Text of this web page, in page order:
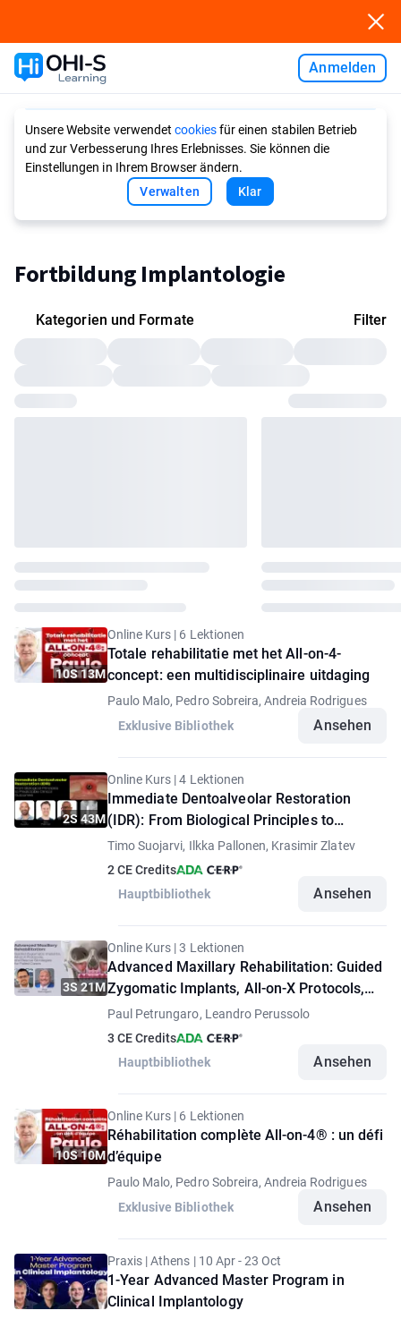
Anmelden
Unsere Website verwendet cookiesfür einen stabilen Betrieb
und zur Verbesserung Ihres Erlebnisses. Sie können die
Einstellungen in Ihrem Browser ändern.
Verwalten
Klar
Fortbildung Implantologie
Kategorien und Formate Filter
10S 13M
Online Kurs | 6 Lektionen
Totale rehabilitatie met het All-on-4-
concept: een multidisciplinaire uitdaging
Paulo Malo, Pedro Sobreira, Andreia Rodrigues
Exklusive Bibliothek
Ansehen
2S 43M
Online Kurs | 4 Lektionen
Immediate Dentoalveolar Restoration
(IDR): From Biological Principles to
Predictable Clinical Outcomes
Timo Suojarvi, Ilkka Pallonen, Krasimir Zlatev
2 CE Credits
Hauptbibliothek
Ansehen
3S 21M
Online Kurs | 3 Lektionen
Advanced Maxillary Rehabilitation: Guided
Zygomatic Implants, All-on-X Protocols,
and Rescue Strategies for Failed Cases
Paul Petrungaro, Leandro Perussolo
3 CE Credits
Hauptbibliothek
Ansehen
10S 10M
Online Kurs | 6 Lektionen
Réhabilitation complète All-on-4® : un défi
d’équipe
Paulo Malo, Pedro Sobreira, Andreia Rodrigues
Exklusive Bibliothek
Ansehen
Praxis | Athens | 10 Apr - 23 Oct
1-Year Advanced Master Program in
Clinical Implantology